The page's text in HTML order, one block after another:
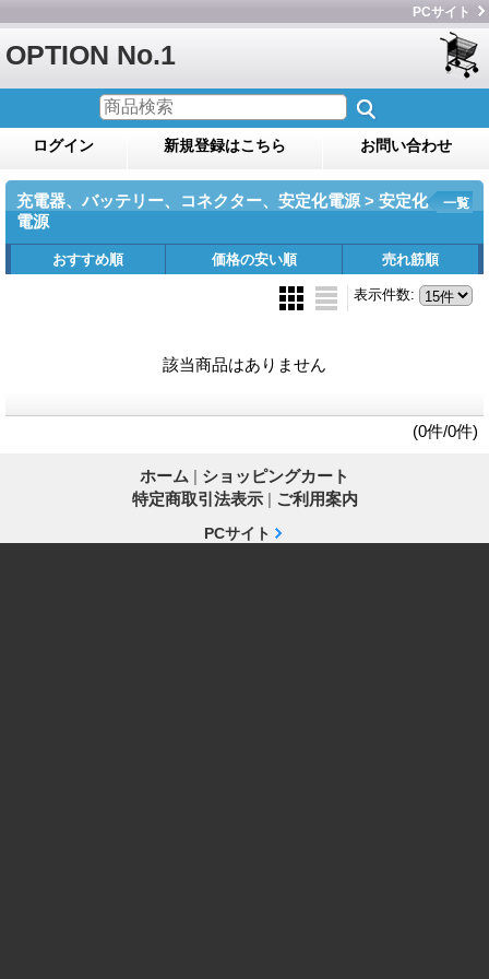
PCサイト
OPTION No.1
ログイン 新規登録はこちら お問い合わせ
充電器、バッテリー、コネクター、安定化電源 > 安定化
電源
一覧
おすすめ順 価格の安い順 売れ筋順
表示件数:
該当商品はありません
(0件/0件)
ホーム | ショッピングカート
特定商取引法表示 | ご利用案内
PCサイト